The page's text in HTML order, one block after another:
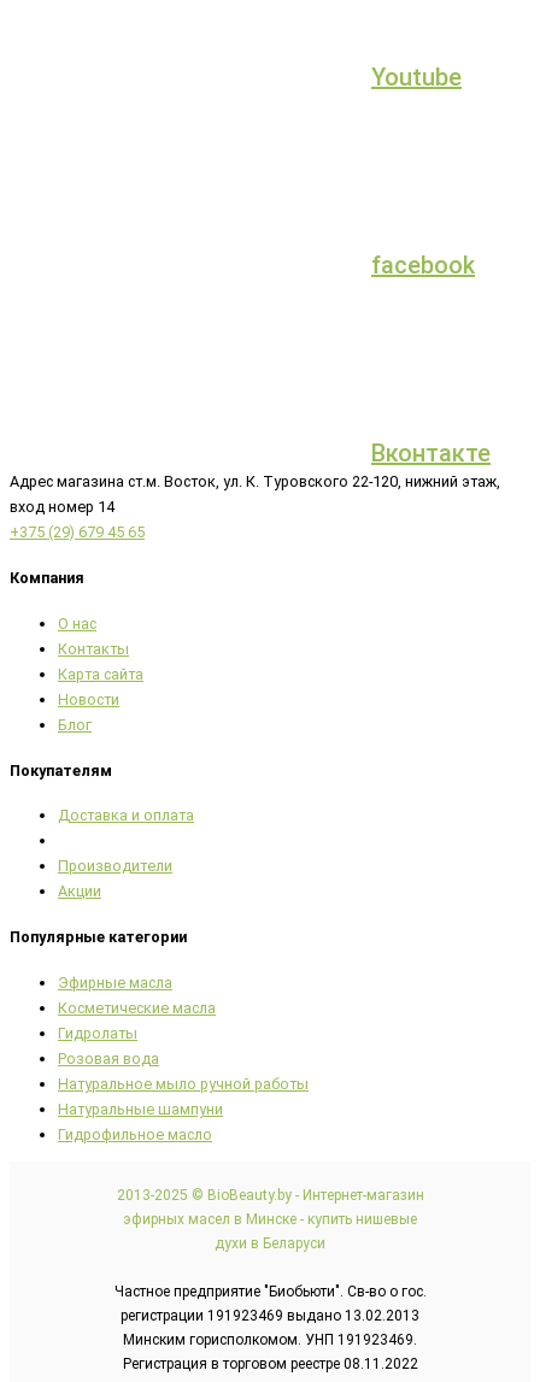
Youtube
facebook
Вконтакте
Адрес магазина ст.м. Восток, ул. К. Туровского 22-120, нижний этаж,
вход номер 14
+375 (29) 679 45 65
Компания
О нас
Контакты
Карта сайта
Новости
Блог
Покупателям
Доставка и оплата
Производители
Акции
Популярные категории
Эфирные масла
Косметические масла
Гидролаты
Розовая вода
Натуральное мыло ручной работы
Натуральные шампуни
Гидрофильное масло
2013-2025 © BioBeauty.by - Интернет-магазин
эфирных масел в Минске - купить нишевые
духи в Беларуси
Частное предприятие "Биобьюти". Св-во о гос.
регистрации 191923469 выдано 13.02.2013
Минским горисполкомом. УНП 191923469.
Регистрация в торговом реестре 08.11.2022